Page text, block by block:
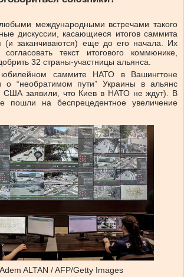
международными встречами такого
дискуссии, касающиеся итогов саммита
(и заканчиваются) еще до его начала. Их
текст итогового коммюнике,
32 страны-участницы альянса.
саммите НАТО в Вашингтоне
о “необратимом пути” Украины в альянс
США заявили, что Киев в НАТО не ждут). В
пошли на беспрецедентное увеличение
Adem ALTAN / AFP/Getty Images